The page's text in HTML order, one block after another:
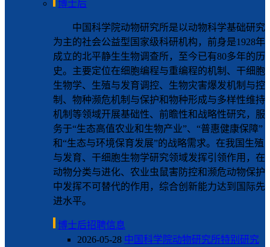
博士后
中国科学院动物研究所是以动物科学基础研究
为主的社会公益型国家级科研机构，前身是1928年
成立的北平静生生物调查所，至今已有80多年的历
史。主要定位在细胞编程与重编程的机制、干细胞
生物学、生殖与发育调控、生物灾害爆发机制与控
制、物种濒危机制与保护和物种形成与多样性维持
机制等领域开展基础性、前瞻性和战略性研究，服
务于“生态高值农业和生物产业”、“普惠健康保障”
和“生态与环境保育发展”的战略需求。在我国生殖
与发育、干细胞生物学研究领域发挥引领作用，在
动物分类与进化、农业虫鼠害防控和濒危动物保护
中发挥不可替代的作用，综合创新能力达到国际先
进水平。
博士后招聘信息
2026-05-28 中国科学院动物研究所特别研究